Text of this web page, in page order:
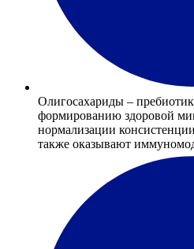
Олигосахариды –
формированию здоровой
нормализации
также оказывают